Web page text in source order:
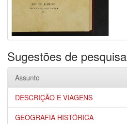
Sugestões de pesquisa
Assunto
DESCRIÇÃO E VIAGENS
GEOGRAFIA HISTÓRICA